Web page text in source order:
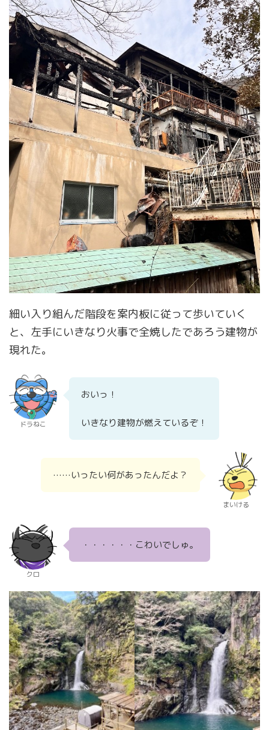
細い入り組んだ階段を案内板に従って歩いていく
と、左手にいきなり火事で全焼したであろう建物が
現れた。
ドラねこ
おいっ！
いきなり建物が燃えているぞ！
……いったい何があったんだよ？
まいける
クロ
・・・・・・こわいでしゅ。